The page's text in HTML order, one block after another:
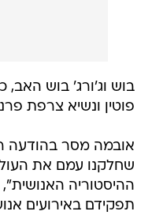
בוש וג'ורג' בוש האב,
פוטין ונשיא צרפת
אובמה מסר בהודעה
שחלקנו עמם את
ההיסטוריה
תפקידם באירועים